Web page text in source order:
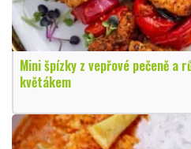
Mini špízky z vepřové pečeně a
květákem